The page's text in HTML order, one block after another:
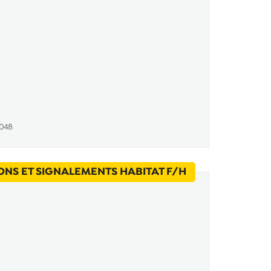
ET SIGNALEMENTS HABITAT F/H(Nouvelle